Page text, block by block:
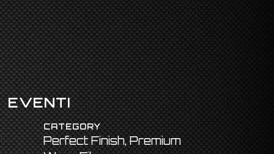
EVENTI
CATEGORY
Perfect Finish, Premium